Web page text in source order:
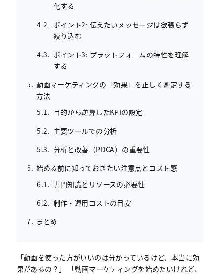
化する
ポイント2: 伝えたいメッセージは欲張らず
絞り込む
ポイント3: プラットフォームの特性を理解
する
動画マーケティングの「効果」を正しく測定する
方法
目的から逆算したKPIの設定
主要ツールでの分析
分析と改善（PDCA）の重要性
始める前に知っておきたい注意点とコスト感
専門知識とリソースの必要性
制作・運用コストの目安
まとめ
「動画を使った方がいいのは分かっているけど、本当に効
果があるの？」 「動画マーケティングを始めたいけれど、